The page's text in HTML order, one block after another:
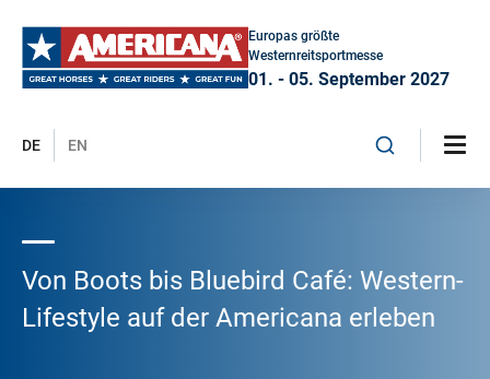
Europas größte
Westernreitsportmesse
01. - 05. September 2027
DE EN
Von Boots bis Bluebird Café: Western-
Lifestyle auf der Americana erleben